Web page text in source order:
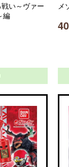
い～ヴァー
編
メ